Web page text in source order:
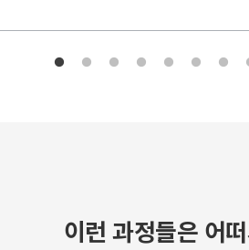
이런 과정들은 어